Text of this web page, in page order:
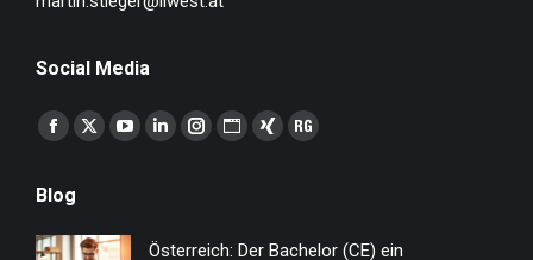
Social Media
Finden Sie uns auf:
Facebook
opens
in
X
in
YouTube
in
LinkedinInstagram
Website
XINGResearchGate
Blog
Österreich: Der Bachelor (CE) ein